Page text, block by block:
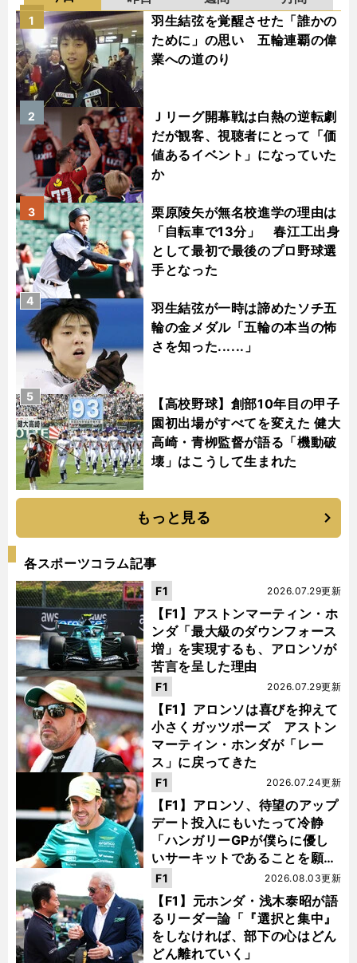
羽生結弦を覚醒させた「誰かの
ために」の思い 五輪連覇の偉
業への道のり
1
Ｊリーグ開幕戦は白熱の逆転劇
だが観客、視聴者にとって「価
値あるイベント」になっていた
か
2
栗原陵矢が無名校進学の理由は
「自転車で13分」 春江工出身
として最初で最後のプロ野球選
手となった
3
羽生結弦が一時は諦めたソチ五
輪の金メダル「五輪の本当の怖
さを知った......」
4
【高校野球】創部10年目の甲子
園初出場がすべてを変えた 健大
高崎・青栁監督が語る「機動破
壊」はこうして生まれた
5
もっと見る
各スポーツコラム記事
【F1】アストンマーティン・ホ
ンダ「最大級のダウンフォース
増」を実現するも、アロンソが
苦言を呈した理由
2026.07.29更新
F1
【F1】アロンソは喜びを抑えて
小さくガッツポーズ アストン
マーティン・ホンダが「レー
ス」に戻ってきた
2026.07.29更新
F1
【F1】アロンソ、待望のアップ
デート投入にもいたって冷静
「ハンガリーGPが僕らに優し
いサーキットであることを願
う」
2026.07.24更新
F1
【F1】元ホンダ・浅木泰昭が語
るリーダー論「『選択と集中』
をしなければ、部下の心はどん
どん離れていく」
2026.08.03更新
F1